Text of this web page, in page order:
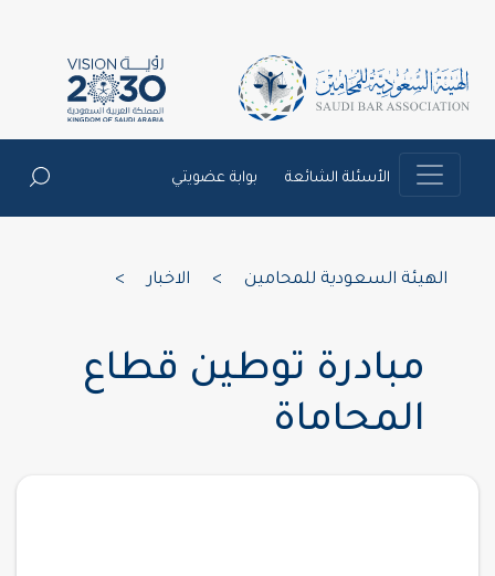
الأسئلة الشائعة بوابة عضويتي
الهيئة السعودية للمحامين الاخبار
مبادرة توطين قطاع
المحاماة